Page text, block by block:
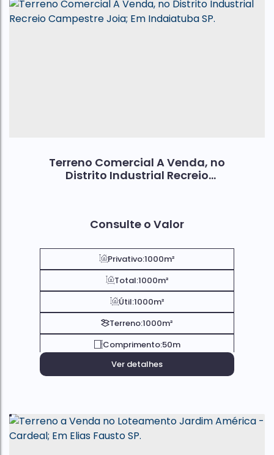
Terreno Comercial A Venda, no
Distrito Industrial Recreio
Consulte o Valor
Privativo:1000m²
Total:1000m²
Útil:1000m²
Terreno:1000m²
Comprimento:50m
Ver detalhes